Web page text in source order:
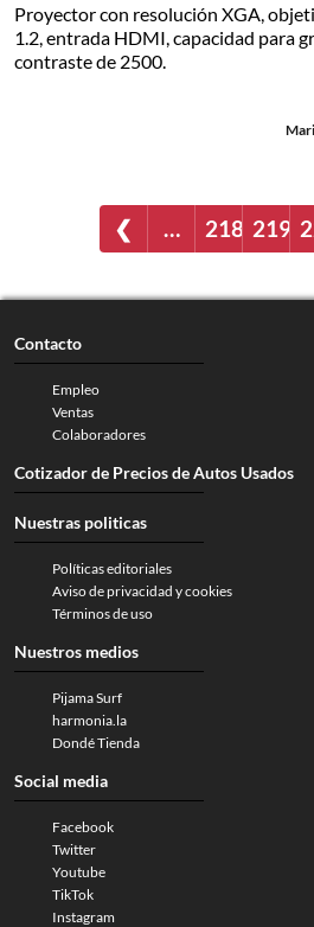
Proyector con resolución XGA,
1.2, entrada HDMI, capacidad para
contraste de 2500.
❮ … 218 219
Contacto
Empleo
Ventas
Colaboradores
Cotizador de Precios de Autos Usados
Nuestras politicas
Políticas editoriales
Aviso de privacidad y cookies
Términos de uso
Nuestros medios
Pijama Surf
harmonia.la
Dondé Tienda
Social media
Facebook
Twitter
Youtube
TikTok
Instagram